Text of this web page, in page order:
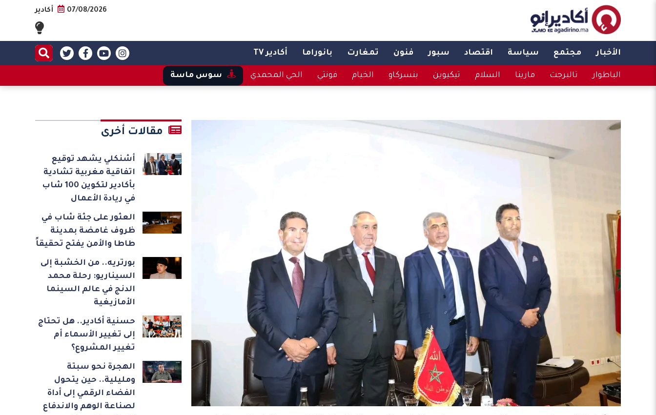
07/08/2026 أكادير
الأخبار مجتمع سياسة اقتصاد سبور فنون تمغارت بانوراما أكادير TV
الباطوار تالبرجت مارينا السلام تيكيوين بنسركاو الخيام فونتي الحي المحمدي سوس ماسة
مقالات أخرى
أشنكلي يشهد توقيع
اتفاقية مغربية تشادية
بأكادير لتكوين 100 شاب
في ريادة الأعمال
العثور على جثة شاب في
ظروف غامضة بمدينة
طاطا والأمن يفتح تحقيقاً
بورتريه.. من الخشبة إلى
السيناريو: رحلة محمد
الدنج في عالم السينما
الأمازيغية
حسنية أكادير.. هل تحتاج
إلى تغيير الأسماء أم
تغيير المشروع؟
الهجرة نحو سبتة
ومليلية.. حين يتحول
الفضاء الرقمي إلى أداة
لصناعة الوهم والاندفاع